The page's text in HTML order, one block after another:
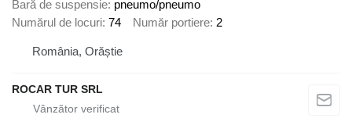
Bară de suspensie pneumo/pneumo
Numărul de locuri 74 Număr portiere 2
România, Orăștie
ROCAR TUR SRL